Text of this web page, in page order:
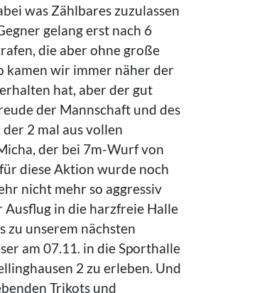
was Zählbares zuzulassen
gelang erst nach 6
die aber ohne große
kamen wir immer näher der
hat, aber der gut
der Mannschaft und des
2 mal aus vollen
der bei 7m-Wurf von
diese Aktion wurde noch
nicht mehr so aggressiv
Ausflug in die harzfreie Halle
zu unserem nächsten
am 07.11. in die Sporthalle
2 zu erleben. Und
Trikots und